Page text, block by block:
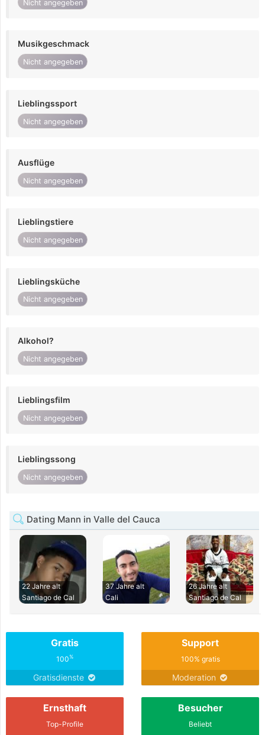
Nicht angegeben
Musikgeschmack
Nicht angegeben
Lieblingssport
Nicht angegeben
Ausflüge
Nicht angegeben
Lieblingstiere
Nicht angegeben
Lieblingsküche
Nicht angegeben
Alkohol?
Nicht angegeben
Lieblingsfilm
Nicht angegeben
Lieblingssong
Nicht angegeben
Dating Mann in Valle del Cauca
22 Jahre alt
Santiago de Cal
37 Jahre alt
Cali
26 Jahre alt
Santiago de Cal
Gratis
100%
Gratisdienste
Support
100% gratis
Moderation
Ernsthaft
Top-Profile
Besucher
Beliebt